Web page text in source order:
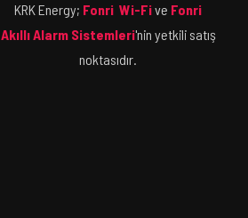
KRK Energy; Fonri Wi-Five Fonri
Akıllı Alarm Sistemleri'nin yetkili satış
noktasıdır.